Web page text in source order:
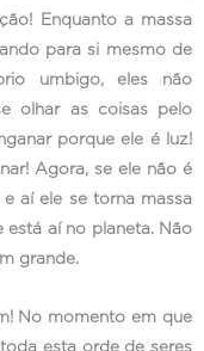
Enquanto a massa
para si mesmo de
umbigo, eles não
olhar as coisas pelo
porque ele é luz!
Agora, se ele não é
aí ele se torna massa
está aí no planeta. Não
grande.
No momento em que
esta orde de seres